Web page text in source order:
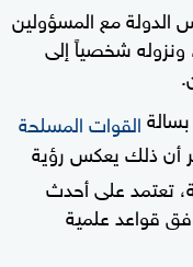
الدولة مع المسؤولين
ونزوله شخصياً إلى
القوات المسلحة
أن ذلك يعكس رؤية
تعتمد على أحدث
قواعد علمية